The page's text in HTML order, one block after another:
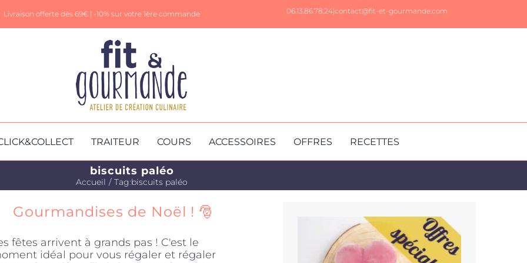
Livraison offerte dès 69€ | -10% sur votre 1ère commande 06.13.86.78.24|contact@fit-et-gourmande.com
TRAITEUR COURS ACCESSOIRES OFFRES RECETTES
biscuits paléo
Accueil Tag:biscuits paléo
Gourmandises de Noël ! 🎅
fêtes arrivent à grands pas ! C'est le
idéal pour vous régaler et régaler